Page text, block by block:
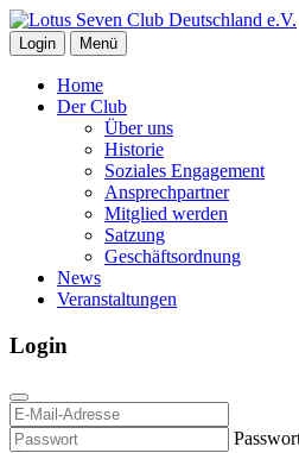
Login Menü
Home
Der Club
Über uns
Historie
Soziales Engagement
Ansprechpartner
Mitglied werden
Satzung
Geschäftsordnung
News
Veranstaltungen
Login